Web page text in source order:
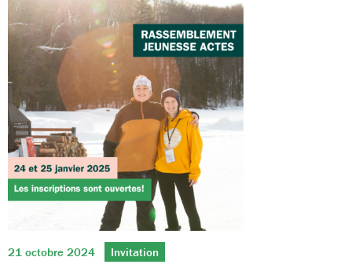
21 octobre 2024 Invitation